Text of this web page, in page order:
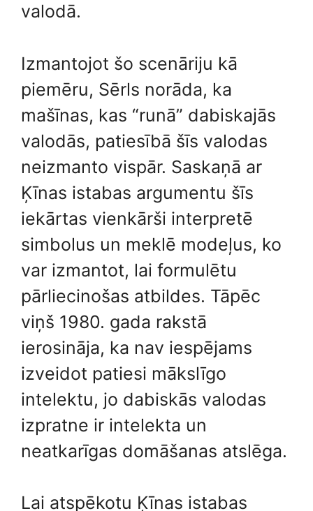
valodā.
Izmantojot šo scenāriju kā
piemēru, Sērls norāda, ka
mašīnas, kas “runā” dabiskajās
valodās, patiesībā šīs valodas
neizmanto vispār. Saskaņā ar
Ķīnas istabas argumentu šīs
iekārtas vienkārši interpretē
simbolus un meklē modeļus, ko
var izmantot, lai formulētu
pārliecinošas atbildes. Tāpēc
viņš 1980. gada rakstā
ierosināja, ka nav iespējams
izveidot patiesi mākslīgo
intelektu, jo dabiskās valodas
izpratne ir intelekta un
neatkarīgas domāšanas atslēga.
Lai atspēkotu Ķīnas istabas